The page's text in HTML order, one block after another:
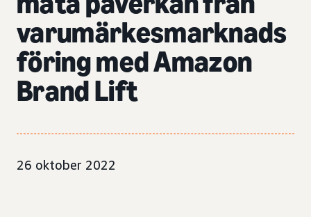
varumärkesmarknads
föring med Amazon
Brand Lift
26 oktober 2022